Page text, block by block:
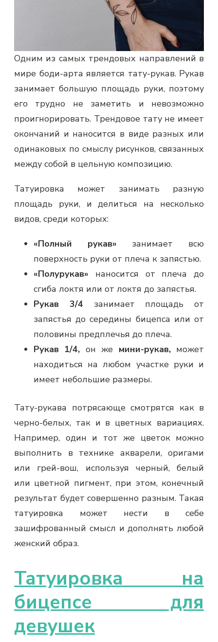
Одним из самых трендовых направлений в
мире боди-арта является тату-рукав. Рукав
занимает большую площадь руки, поэтому
его трудно не заметить и невозможно
проигнорировать. Трендовое тату не имеет
окончаний и наносится в виде разных или
одинаковых по смыслу рисунков, связанных
между собой в цельную композицию.
Татуировка может занимать разную
площадь руки, и делиться на несколько
видов, среди которых:
«Полный рукав» занимает всю
поверхность руки от плеча к запястью.
«Полурукав» наносится от плеча до
сгиба локтя или от локтя до запястья.
Рукав 3/4 занимает площадь от
запястья до середины бицепса или от
половины предплечья до плеча.
Рукав 1/4, он же мини-рукав, может
находиться на любом участке руки и
имеет небольшие размеры.
Тату-рукава потрясающе смотрятся как в
черно-белых, так и в цветных вариациях.
Например, один и тот же цветок можно
выполнить в технике акварели, оригами
или грей-вош, используя черный, белый
или цветной пигмент, при этом, конечный
результат будет совершенно разным. Такая
татуировка может нести в себе
зашифрованный смысл и дополнять любой
женский образ.
Татуировка на
бицепсе для
девушек